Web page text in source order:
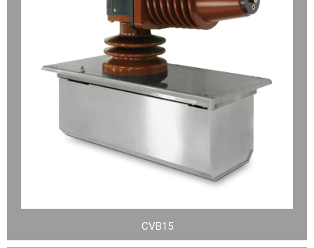
CVB15